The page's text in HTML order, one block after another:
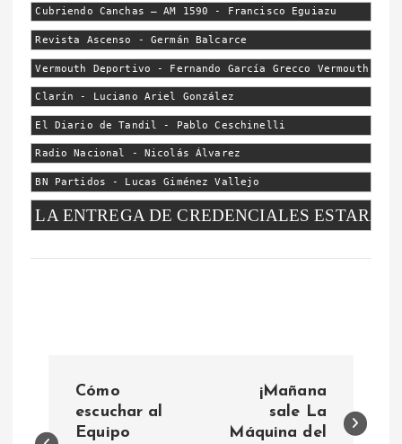
Cubriendo Canchas – AM 1590 - Francisco Eguiazu
Revista Ascenso - Germán Balcarce
Vermouth Deportivo - Fernando García Grecco Vermouth
Clarín - Luciano Ariel González
El Diario de Tandil - Pablo Ceschinelli
Radio Nacional - Nicolás Álvarez
BN Partidos - Lucas Giménez Vallejo
LA ENTREGA DE CREDENCIALES ESTARÁ
Cómo
escuchar al
Equipo
¡Mañana
sale La
Máquina del